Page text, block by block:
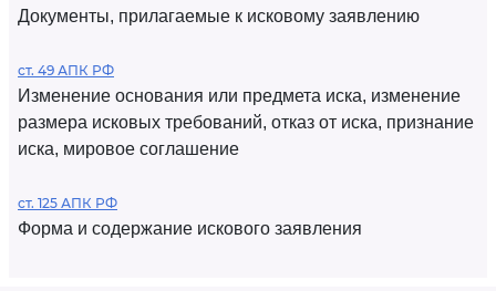
Документы, прилагаемые к исковому заявлению
ст. 49 АПК РФ
Изменение основания или предмета иска, изменение
размера исковых требований, отказ от иска, признание
иска, мировое соглашение
ст. 125 АПК РФ
Форма и содержание искового заявления